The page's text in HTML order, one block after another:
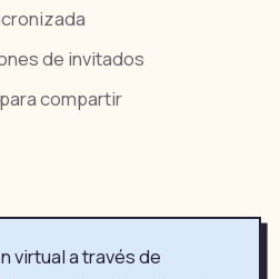
de invitados
compartir
virtual a través de